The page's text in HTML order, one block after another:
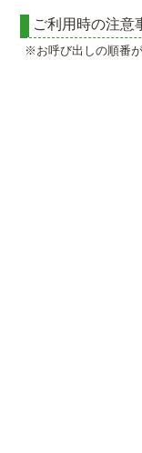
ご利用時の注意
※お呼び出しの順番